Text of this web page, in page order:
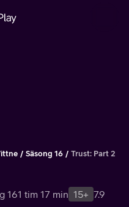
Säsong 16 Trust: Part 2
161 tim 17 min 15+ 7.9